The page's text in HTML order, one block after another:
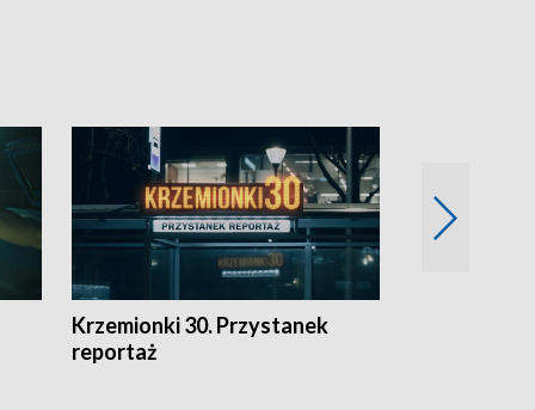
Krzemionki 30. Przystanek
reportaż